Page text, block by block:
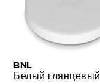
BNL
Белый глянцевый